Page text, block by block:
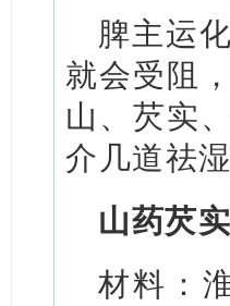
脾主运
就会受阻
山、芡实
介几道祛湿
山药芡
材料：